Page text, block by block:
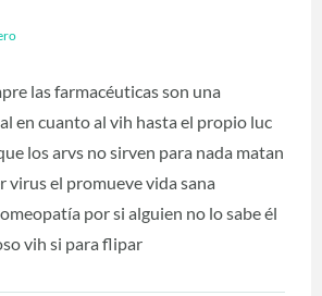
las farmacéuticas son una
en cuanto al vih hasta el propio luc
los arvs no sirven para nada matan
virus el promueve vida sana
por si alguien no lo sabe él
vih si para flipar